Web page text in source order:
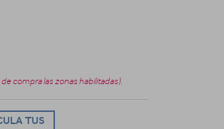
compra las zonas habilitadas).
TUS